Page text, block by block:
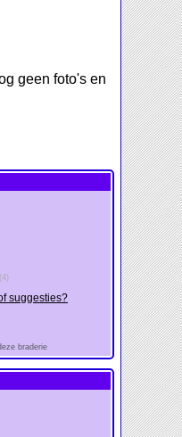
geen foto's en
(4)
suggesties?
braderie